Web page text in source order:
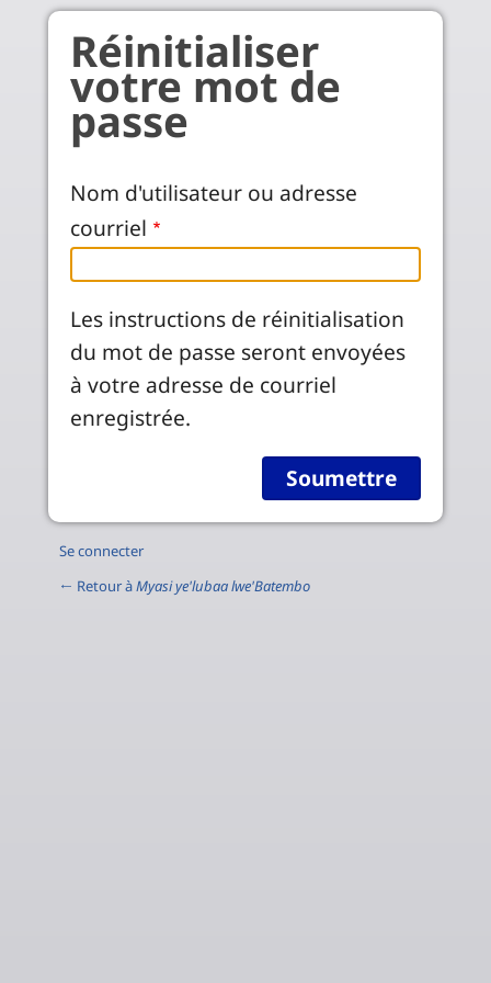
Aller au contenu principal
Réinitialiser
votre mot de
passe
Nom d'utilisateur ou adresse
courriel
Les instructions de réinitialisation
du mot de passe seront envoyées
à votre adresse de courriel
enregistrée.
Se connecter
← Retour àMyasi ye'lubaa lwe'Batembo